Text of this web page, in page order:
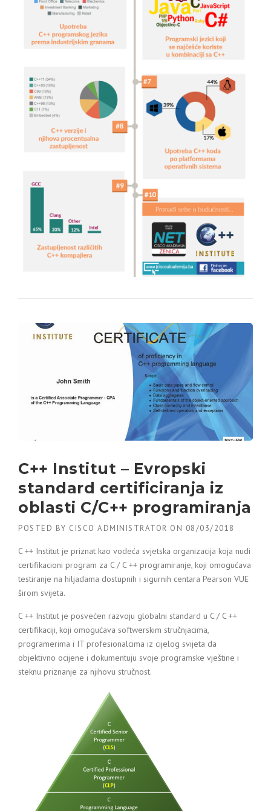
C++ Institut – Evropski
standard certificiranja iz
oblasti C/C++ programiranja
POSTED BY CISCO ADMINISTRATOR ON 08/03/2018
C ++ Institut je priznat kao vodeća svjetska organizacija koja nudi
certifikacioni program za C / C ++ programiranje, koji omogućava
testiranje na hiljadama dostupnih i sigurnih centara Pearson VUE
širom svijeta.
C ++ Institut je posvećen razvoju globalni standard u C / C ++
certifikaciji, koji omogućava softwerskim stručnjacima,
programerima i IT profesionalcima iz cijelog svijeta da
objektivno ocijene i dokumentuju svoje programske vještine i
steknu priznanje za njihovu stručnost.